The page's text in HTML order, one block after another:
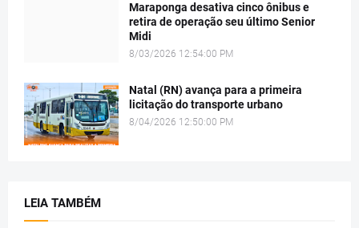
Maraponga desativa cinco ônibus e
retira de operação seu último Senior
Midi
8/03/2026 12:54:00 PM
Natal (RN) avança para a primeira
licitação do transporte urbano
8/04/2026 12:50:00 PM
LEIA TAMBÉM